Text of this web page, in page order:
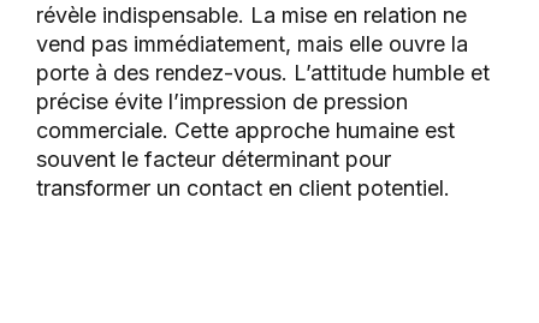
révèle indispensable. La mise en relation ne
vend pas immédiatement, mais elle ouvre la
porte à des rendez-vous. L’attitude humble et
précise évite l’impression de pression
commerciale. Cette approche humaine est
souvent le facteur déterminant pour
transformer un contact en client potentiel.